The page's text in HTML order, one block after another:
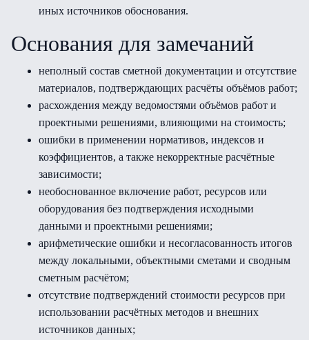
иных источников обоснования.
Основания для замечаний
неполный состав сметной документации и отсутствие
материалов, подтверждающих расчёты объёмов работ;
расхождения между ведомостями объёмов работ и
проектными решениями, влияющими на стоимость;
ошибки в применении нормативов, индексов и
коэффициентов, а также некорректные расчётные
зависимости;
необоснованное включение работ, ресурсов или
оборудования без подтверждения исходными
данными и проектными решениями;
арифметические ошибки и несогласованность итогов
между локальными, объектными сметами и сводным
сметным расчётом;
отсутствие подтверждений стоимости ресурсов при
использовании расчётных методов и внешних
источников данных;